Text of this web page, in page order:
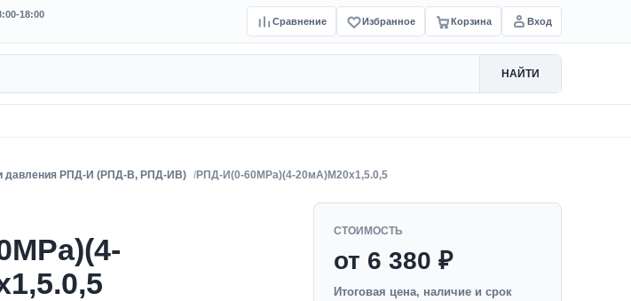
18:00
Сравнение Избранное Корзина Вход
НАЙТИ
давления РПД-И (РПД-В, РПД-ИВ) РПД-И(0-60MPa)(4-20мА)M20x1,5.0,5
СТОИМОСТЬ
от 6 380 ₽
Итоговая цена, наличие и срок